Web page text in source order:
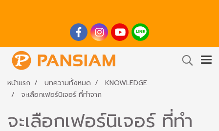
หน้าแรก บทความทั้งหมด
KNOWLEDGE
จะเลือกเฟอร์นิเจอร์ ที่ทำจาก
จะเลือกเฟอร์นิเจอร์ ที่ทำ